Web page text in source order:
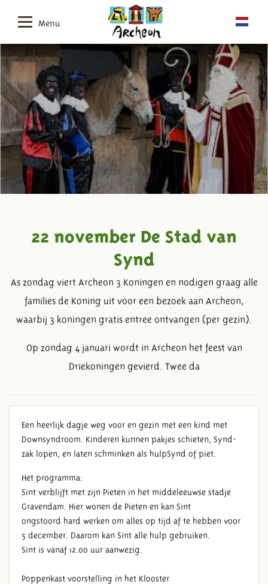
Menu
22 NOVEMBER DE STAD VAN
SYND
22 november De Stad van
Synd
As zondag viert Archeon 3 Koningen en nodigen graag alle
families de Koning uit voor een bezoek aan Archeon,
waarbij 3 koningen gratis entree ontvangen (per gezin).
Op zondag 4 januari wordt in Archeon het feest van
Driekoningen gevierd. Twee da
Een heerlijk dagje weg voor en gezin met een kind met
Downsyndroom. Kinderen kunnen pakjes schieten, Synd-
zak lopen, en laten schminken als hulpSynd of piet.
Het programma:
Sint verblijft met zijn Pieten in het middeleeuwse stadje
Gravendam. Hier wonen de Pieten en kan Sint
ongstoord hard werken om alles op tijd af te hebben voor
5 december. Daarom kan Sint alle hulp gebruiken.
Sint is vanaf 12.00 uur aanwezig.
Poppenkast voorstelling in het Klooster